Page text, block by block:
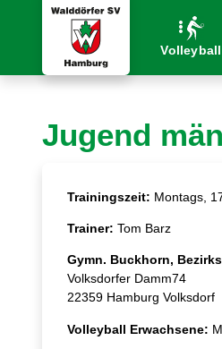
Volleyball
Jugend
Trainingszeit: Montags,
Trainer:Tom Barz
Gymn. Buckhorn,
Volksdorfer Damm74
22359 Hamburg Volksdorf
Volleyball Erwachsene: